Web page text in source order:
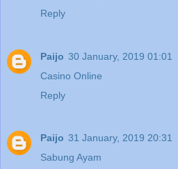
Reply
Paijo 30 January, 2019 01:01
Casino Online
Reply
Paijo 31 January, 2019 20:31
Sabung Ayam